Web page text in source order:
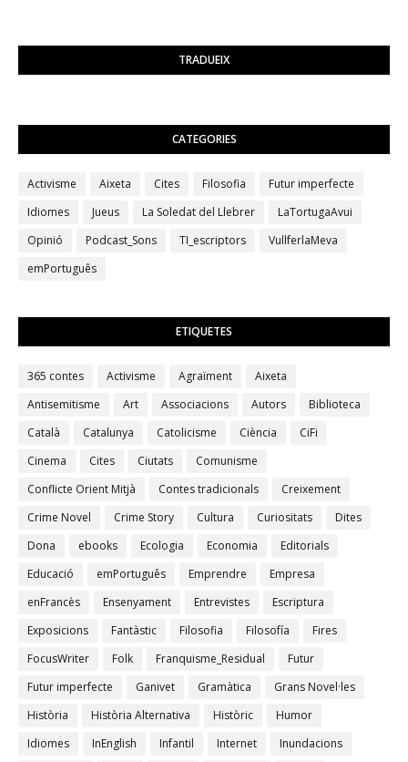
TRADUEIX
CATEGORIES
Activisme Aixeta Cites Filosofia
Futur imperfecte
Idiomes
Jueus La Soledat del Llebrer
LaTortugaAvui
Opinió
Podcast_Sons TI_escriptors
VullferlaMeva
emPortuguês
ETIQUETES
365 contes Activisme Agraïment
Aixeta
Antisemitisme
Art Associacions Autors
Biblioteca
Català
Catalunya Catolicisme Ciència
CiFi
Cinema
Cites Ciutats
Comunisme
Conflicte Orient Mitjà
Contes tradicionals
Creixement
Crime Novel
Crime Story Cultura Curiositats
Dites
Dona
ebooks Ecologia Economia
Editorials
Educació
emPortuguês Emprendre
Empresa
enFrancès
Ensenyament Entrevistes
Escriptura
Exposicions
Fantàstic Filosofia Filosofía
Fires
FocusWriter
Folk Franquisme_Residual
Futur
Futur imperfecte
Ganivet Gramàtica
Grans Novel·les
Història
Història Alternativa Històric
Humor
Idiomes
InEnglish Infantil Internet
Inundacions